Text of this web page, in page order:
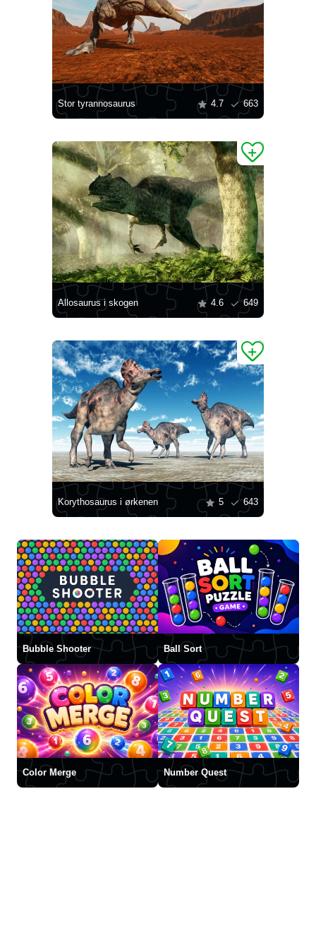
Stor tyrannosaurus 4.7 663
Allosaurus i skogen 4.6 649
Korythosaurus i ørkenen 5 643
Bubble Shooter Ball Sort
Color Merge Number Quest